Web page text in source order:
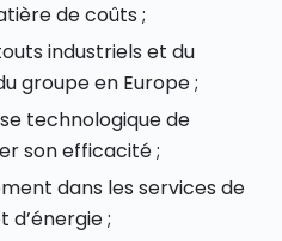
de coûts ;
industriels et du
groupe en Europe ;
technologique de
son efficacité ;
dans les services de
d’énergie ;